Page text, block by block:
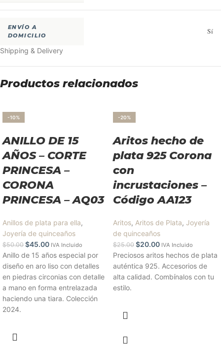
ENVÍO A
DOMICILIO
Sí
Shipping & Delivery
Productos relacionados
-10%
ANILLO DE 15
AÑOS – CORTE
PRINCESA –
CORONA
PRINCESA – AQ03
Anillos de plata para ella,
Joyería de quinceaños
$50.00 $45.00 IVA Incluido
Anillo de 15 años especial por
diseño en aro liso con detalles
en piedras circonias con detalle
a mano en forma entrelazada
haciendo una tiara. Colección
2024.
-20%
Aritos hecho de
plata 925 Corona
con
incrustaciones –
Código AA123
Aritos, Aritos de Plata, Joyería
de quinceaños
$25.00 $20.00 IVA Incluido
Preciosos aritos hechos de plata
auténtica 925. Accesorios de
alta calidad. Combínalos con tu
estilo.